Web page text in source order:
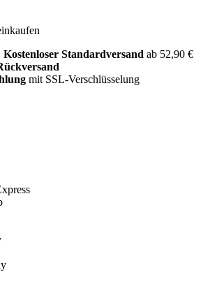
Standardversand ab 52,90 €
mit SSL-Verschlüsselung